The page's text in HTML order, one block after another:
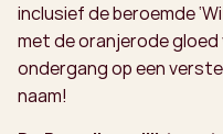
inclusief de beroemde
met de oranjerode
ondergang op een
naam!